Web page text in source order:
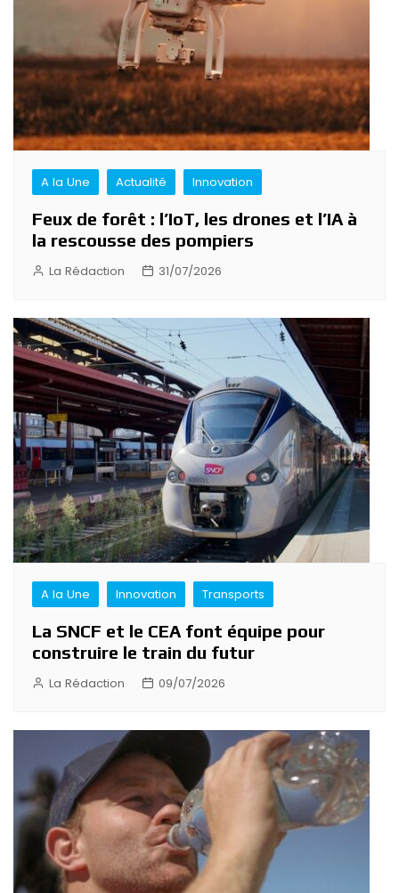
A la Une Actualité Innovation
Feux de forêt : l’IoT, les drones et l’IA à
la rescousse des pompiers
La Rédaction 31/07/2026
A la Une Innovation Transports
La SNCF et le CEA font équipe pour
construire le train du futur
La Rédaction 09/07/2026